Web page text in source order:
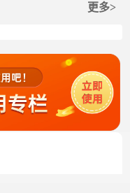
更多>